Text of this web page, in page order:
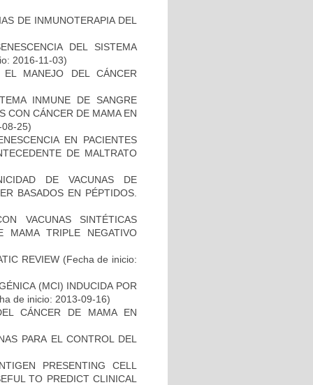
DE INMUNOTERAPIA DEL
DEL SISTEMA
2016-11-03)
EL MANEJO DEL CÁNCER
INMUNE DE SANGRE
CON CÁNCER DE MAMA EN
25)
EN PACIENTES
DE MALTRATO
DE VACUNAS DE
BASADOS EN PÉPTIDOS.
VACUNAS SINTÉTICAS
MAMA TRIPLE NEGATIVO
REVIEW (Fecha de inicio:
(MCI) INDUCIDA POR
de inicio: 2013-09-16)
CÁNCER DE MAMA EN
PARA EL CONTROL DEL
PRESENTING CELL
TO PREDICT CLINICAL